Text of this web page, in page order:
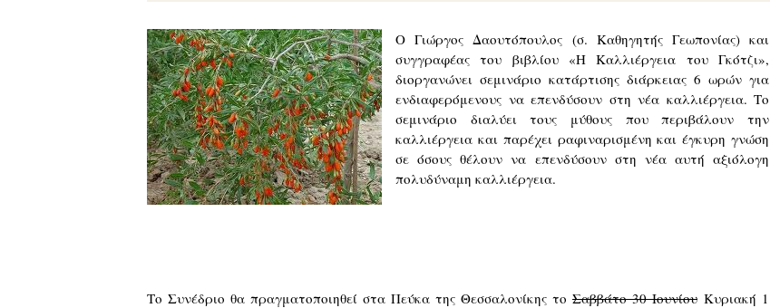
Ο Γιώργος Δαουτόπουλος (σ. Καθηγητής Γεωπονίας) και
συγγραφέας του βιβλίου «Η Καλλιέργεια του Γκότζι»,
διοργανώνει σεμινάριο κατάρτισης διάρκειας 6 ωρών για
ενδιαφερόμενους να επενδύσουν στη νέα καλλιέργεια. Το
σεμινάριο διαλύει τους μύθους που περιβάλουν την
καλλιέργεια και παρέχει ραφιναρισμένη και έγκυρη γνώση
σε όσους θέλουν να επενδύσουν στη νέα αυτή αξιόλογη
πολυδύναμη καλλιέργεια.
Το Συνέδριο θα πραγματοποιηθεί στα Πεύκα της Θεσσαλονίκης το Σαββάτο 30 Ιουνίου Κυριακή 1